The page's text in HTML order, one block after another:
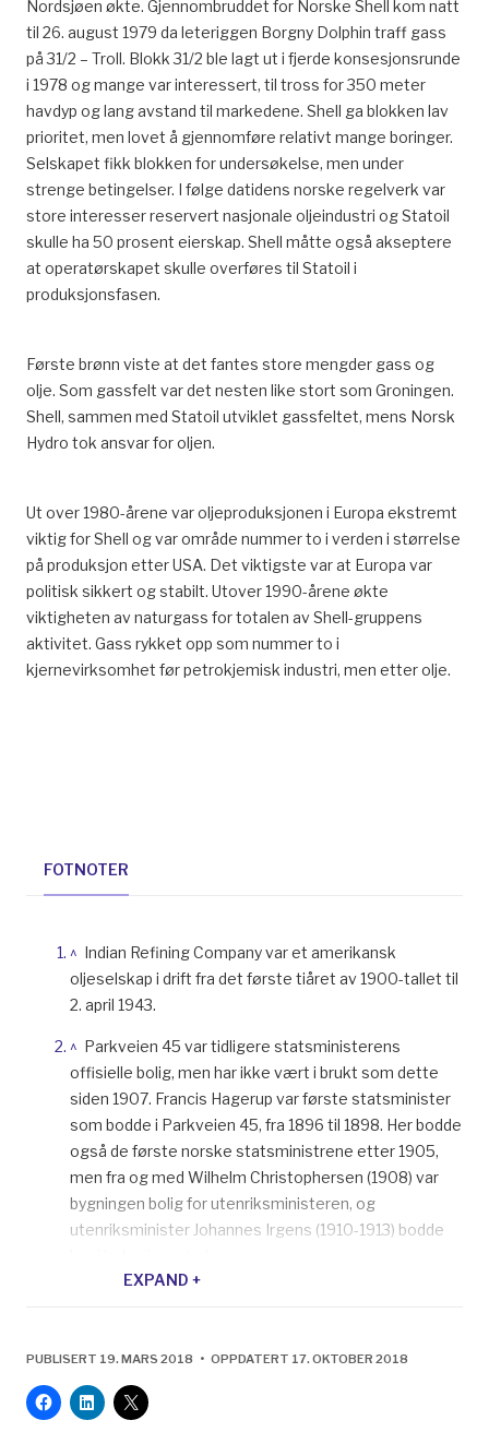
Nordsjøen økte. Gjennombruddet for Norske Shell kom natt
til 26. august 1979 da leteriggen Borgny Dolphin traff gass
på 31/2 – Troll. Blokk 31/2 ble lagt ut i fjerde konsesjonsrunde
i 1978 og mange var interessert, til tross for 350 meter
havdyp og lang avstand til markedene. Shell ga blokken lav
prioritet, men lovet å gjennomføre relativt mange boringer.
Selskapet fikk blokken for undersøkelse, men under
strenge betingelser. I følge datidens norske regelverk var
store interesser reservert nasjonale oljeindustri og Statoil
skulle ha 50 prosent eierskap. Shell måtte også akseptere
at operatørskapet skulle overføres til Statoil i
produksjonsfasen.
Første brønn viste at det fantes store mengder gass og
olje. Som gassfelt var det nesten like stort som Groningen.
Shell, sammen med Statoil utviklet gassfeltet, mens Norsk
Hydro tok ansvar for oljen.
Ut over 1980-årene var oljeproduksjonen i Europa ekstremt
viktig for Shell og var område nummer to i verden i størrelse
på produksjon etter USA. Det viktigste var at Europa var
politisk sikkert og stabilt. Utover 1990-årene økte
viktigheten av naturgass for totalen av Shell-gruppens
aktivitet. Gass rykket opp som nummer to i
kjernevirksomhet før petrokjemisk industri, men etter olje.
FOTNOTER
^ Indian Refining Company var et amerikansk
oljeselskap i drift fra det første tiåret av 1900-tallet til
2. april 1943.
^ Parkveien 45 var tidligere statsministerens
offisielle bolig, men har ikke vært i brukt som dette
siden 1907. Francis Hagerup var første statsminister
som bodde i Parkveien 45, fra 1896 til 1898. Her bodde
også de første norske statsministrene etter 1905,
men fra og med Wilhelm Christophersen (1908) var
bygningen bolig for utenriksministeren, og
utenriksminister Johannes Irgens (1910-1913) bodde
Petroleumscompagni. (publisert 3.5.2017, lastet ned
EXPAND +
PUBLISERT 19. MARS 2018 • OPPDATERT 17. OKTOBER 2018